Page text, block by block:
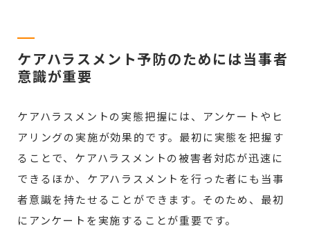
ケアハラスメント予防のためには当事者
意識が重要
ケアハラスメントの実態把握には、アンケートやヒ
アリングの実施が効果的です。最初に実態を把握す
ることで、ケアハラスメントの被害者対応が迅速に
できるほか、ケアハラスメントを行った者にも当事
者意識を持たせることができます。そのため、最初
にアンケートを実施することが重要です。